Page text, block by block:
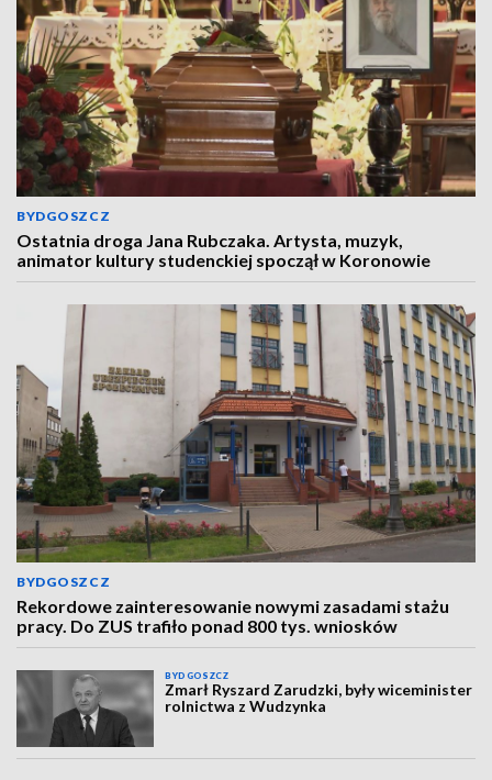
BYDGOSZCZ
Ostatnia droga Jana Rubczaka. Artysta, muzyk,
animator kultury studenckiej spoczął w Koronowie
BYDGOSZCZ
Rekordowe zainteresowanie nowymi zasadami stażu
pracy. Do ZUS trafiło ponad 800 tys. wniosków
BYDGOSZCZ
Zmarł Ryszard Zarudzki, były wiceminister
rolnictwa z Wudzynka